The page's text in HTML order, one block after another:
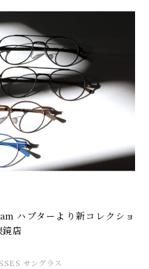
ハプターより新コレクショ
鏡店
サングラス